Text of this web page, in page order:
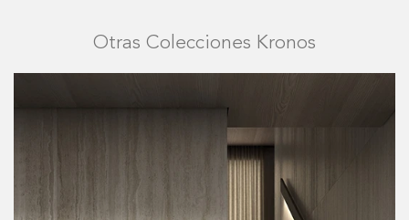
Otras Colecciones Kronos